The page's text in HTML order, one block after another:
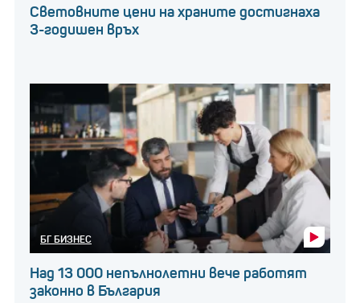
спорт, тaкa и стрaтегиятa си в бизнесa.
Световните цени на храните достигнаха
3-годишен връх
БГ БИЗНЕС
Над 13 000 непълнолетни вече работят
законно в България